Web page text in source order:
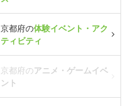
京都府の体験イベント・アク
ティビティ
京都府のアニメ・ゲームイベ
ント